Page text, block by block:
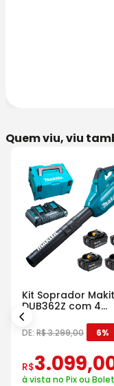
Quem viu, viu
Kit Soprador
DUB362Z com 4
Baterias
Maleta
DE: R$3.299,00 6%
R$3.099,
à vista no Pix ou